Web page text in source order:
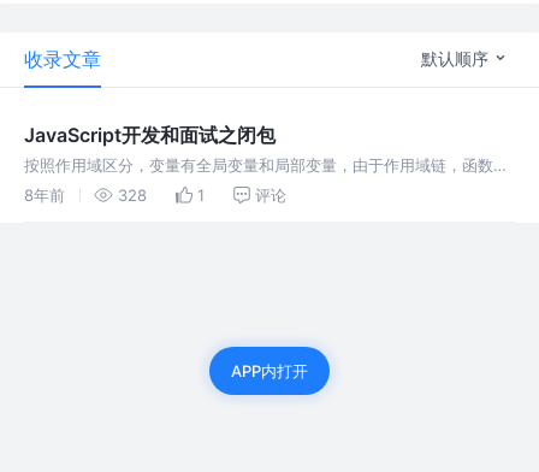
收录文章 默认顺序
JavaScript开发和面试之闭包
按照作用域区分，变量有全局变量和局部变量，由于作用域链，函数内
部是可以直接读取全局变量的，而函数外部无法直接读取函数内的局部
8年前 328 1 评论
APP内打开